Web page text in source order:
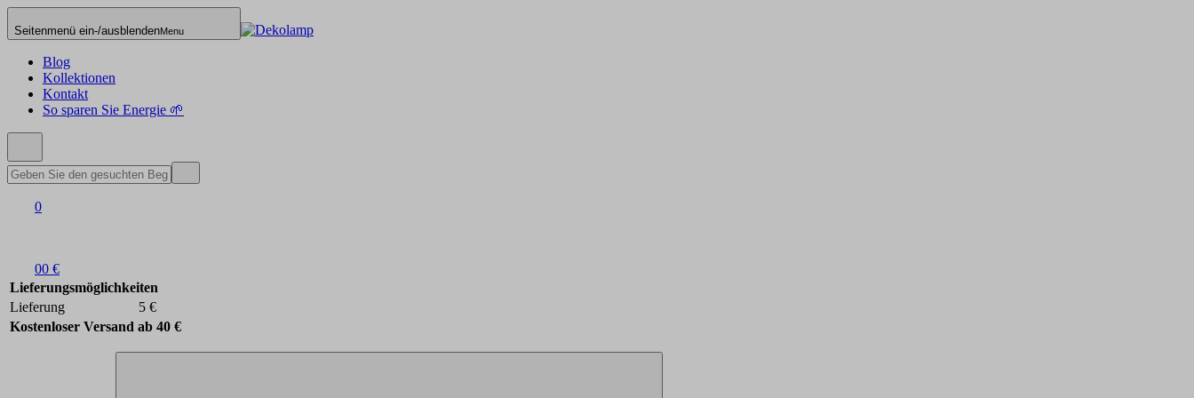
Seitenmenü ein-/ausblendenMenu
Blog
Kollektionen
Kontakt
So sparen Sie Energie 🌱
0
00 €
Lieferungsmöglichkeiten
Lieferung
5 €
Kostenloser Versand ab 40 €